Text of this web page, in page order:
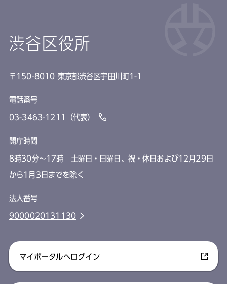
渋谷区役所
〒150-8010 東京都渋谷区宇田川町1-1
電話番号
03-3463-1211（代表）
開庁時間
8時30分～17時 土曜日・日曜日、祝・休日および12月29日
から1月3日までを除く
法人番号
9000020131130
マイポータルへログイン